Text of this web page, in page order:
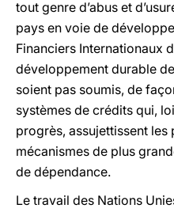
tout genre d’abus et
pays en voie de
Financiers Internationaux
développement durable
soient pas soumis, de
systèmes de crédits qui,
progrès, assujettissent les
mécanismes de plus
de dépendance.
Le travail des Nations